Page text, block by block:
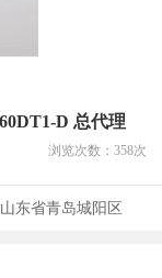
D 总代理
浏览次数： 358次
山东省青岛城阳区